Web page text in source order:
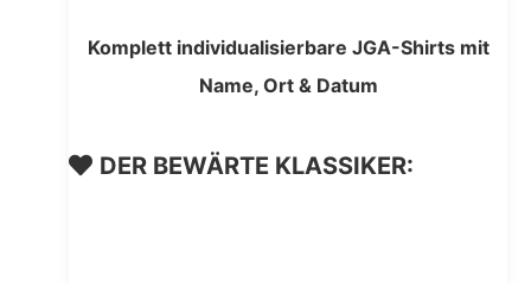
Komplett individualisierbare JGA-Shirts mit
Name, Ort & Datum
DER BEWÄRTE KLASSIKER: